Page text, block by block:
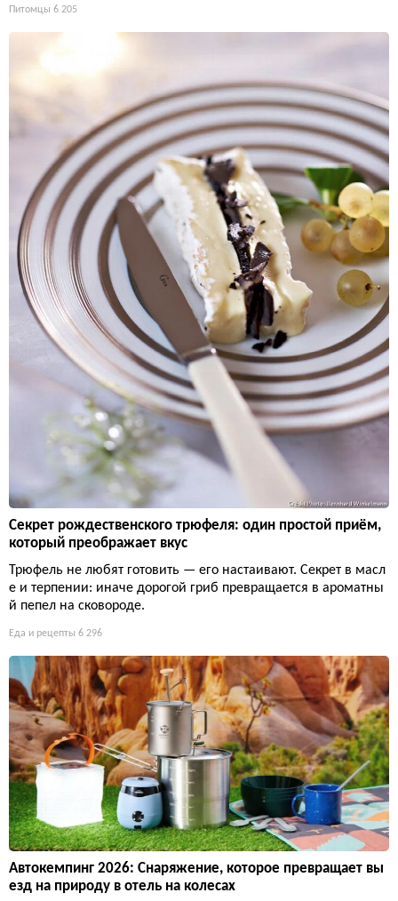
Питомцы 6 205
Секрет рождественского трюфеля: один простой приём,
который преображает вкус
Трюфель не любят готовить — его настаивают. Секрет в масл
е и терпении: иначе дорогой гриб превращается в ароматны
й пепел на сковороде.
Еда и рецепты 6 296
Автокемпинг 2026: Снаряжение, которое превращает вы
езд на природу в отель на колесах